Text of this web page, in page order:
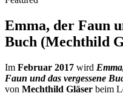
Emma, der Faun
Buch (Mechthild
Im Februar 2017 wird
Faun und das vergessene
von Mechthild Gläser beim